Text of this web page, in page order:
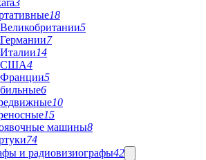
3
18
5
7
14
США4
5
6
10
15
машины8
74
и радиовизиографы42